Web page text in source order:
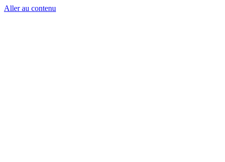
Aller au contenu